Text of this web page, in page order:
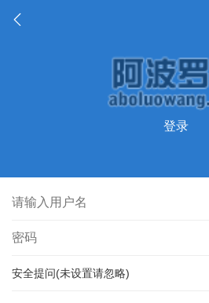
登录
安全提问(未设置请忽略)